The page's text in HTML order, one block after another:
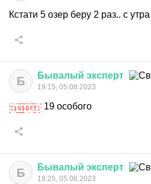
Кстати 5 озер беру 2 раз.. с
Б Бывалый эксперт
19:15, 05.08.2023
19 особого
Б Бывалый эксперт
19:25, 05.08.2023